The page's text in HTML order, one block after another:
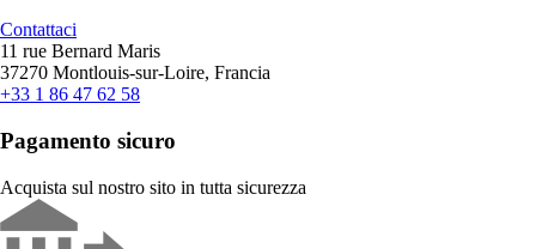
Contattaci
11 rue Bernard Maris
37270 Montlouis-sur-Loire, Francia
+33 1 86 47 62 58
Pagamento sicuro
Acquista sul nostro sito in tutta sicurezza